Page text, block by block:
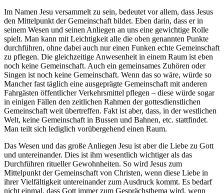
Im Namen Jesu versammelt zu sein, bedeutet vor allem, dass Jesus
den Mittelpunkt der Gemeinschaft bildet. Eben darin, dass er in
seinem Wesen und seinen Anliegen an uns eine gewichtige Rolle
spielt. Man kann mit Leichtigkeit alle die oben genannten Punkte
durchführen, ohne dabei auch nur einen Funken echte Gemeinschaft
zu pflegen. Die gleichzeitige Anwesenheit in einem Raum ist eben
noch keine Gemeinschaft. Auch ein gemeinsames Zuhören oder
Singen ist noch keine Gemeinschaft. Wenn das so wäre, würde so
Mancher fast täglich eine ausgeprägte Gemeinschaft mit anderen
Fahrgästen öffentlicher Verkehrsmittel pflegen – diese würde sogar
in einigen Fällen den zeitlichen Rahmen der gottesdienstlichen
Gemeinschaft weit übertreffen. Fakt ist aber, dass, in der westlichen
Welt, keine Gemeinschaft in Bussen und Bahnen, etc. stattfindet.
Man teilt sich lediglich vorübergehend einen Raum.
Das Wesen und das große Anliegen Jesu ist aber die Liebe zu Gott
und untereinander. Dies ist ihm wesentlich wichtiger als das
Durchführen ritueller Gewohnheiten. So wird Jesus zum
Mittelpunkt der Gemeinschaft von Christen, wenn diese Liebe in
ihrer Vielfältigkeit untereinander zum Ausdruck kommt. Es bedarf
nicht einmal, dass Gott immer zum Gesprächsthema wird, wenn